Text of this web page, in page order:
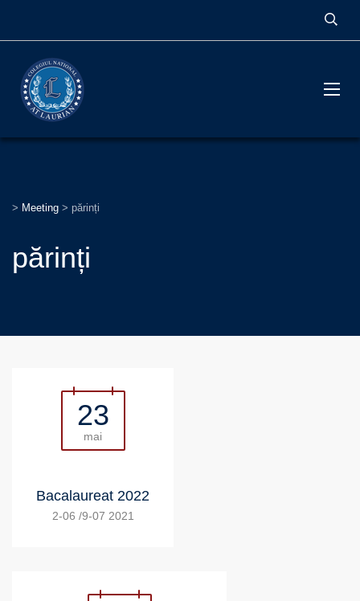
> Meeting > părinți
părinți
23
mai
Bacalaureat 2022
2-06 /9-07 2021